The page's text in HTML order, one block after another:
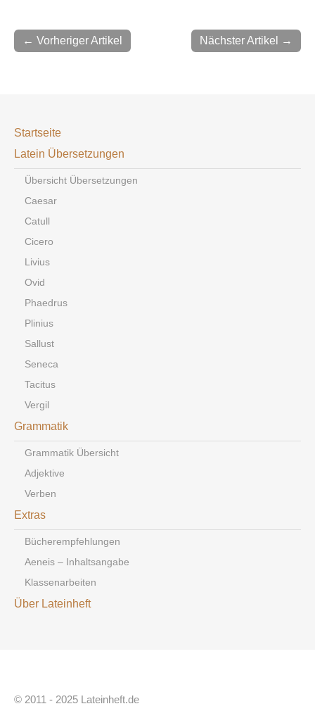
Nächster Artikel →
← Vorheriger Artikel
Startseite
Latein Übersetzungen
Übersicht Übersetzungen
Caesar
Catull
Cicero
Livius
Ovid
Phaedrus
Plinius
Sallust
Seneca
Tacitus
Vergil
Grammatik
Grammatik Übersicht
Adjektive
Verben
Extras
Bücherempfehlungen
Aeneis – Inhaltsangabe
Klassenarbeiten
Über Lateinheft
© 2011 - 2025 Lateinheft.de